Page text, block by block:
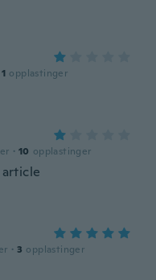
1 opplastinger
· 10 opplastinger
article
· 3 opplastinger